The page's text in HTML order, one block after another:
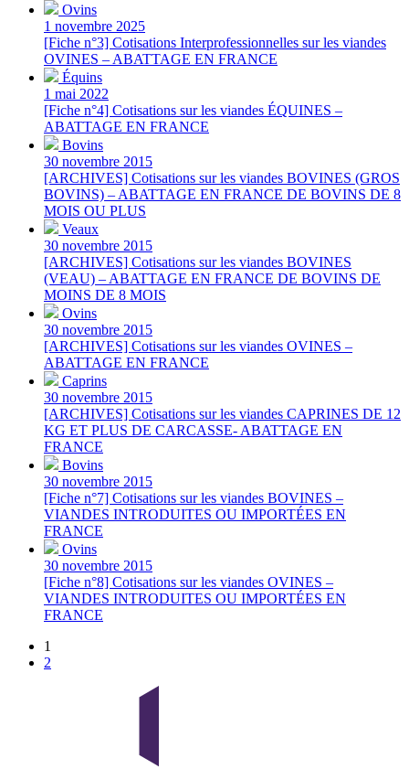
Ovins
1 novembre 2025
[Fiche n°3] Cotisations Interprofessionnelles sur les viandes
OVINES – ABATTAGE EN FRANCE
Équins
1 mai 2022
[Fiche n°4] Cotisations sur les viandes ÉQUINES –
ABATTAGE EN FRANCE
Bovins
30 novembre 2015
[ARCHIVES] Cotisations sur les viandes BOVINES (GROS
BOVINS) – ABATTAGE EN FRANCE DE BOVINS DE 8
MOIS OU PLUS
Veaux
30 novembre 2015
[ARCHIVES] Cotisations sur les viandes BOVINES
(VEAU) – ABATTAGE EN FRANCE DE BOVINS DE
MOINS DE 8 MOIS
Ovins
30 novembre 2015
[ARCHIVES] Cotisations sur les viandes OVINES –
ABATTAGE EN FRANCE
Caprins
30 novembre 2015
[ARCHIVES] Cotisations sur les viandes CAPRINES DE 12
KG ET PLUS DE CARCASSE- ABATTAGE EN
FRANCE
Bovins
30 novembre 2015
[Fiche n°7] Cotisations sur les viandes BOVINES –
VIANDES INTRODUITES OU IMPORTÉES EN
FRANCE
Ovins
30 novembre 2015
[Fiche n°8] Cotisations sur les viandes OVINES –
VIANDES INTRODUITES OU IMPORTÉES EN
FRANCE
1
2